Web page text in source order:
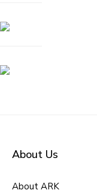
About Us
About ARK